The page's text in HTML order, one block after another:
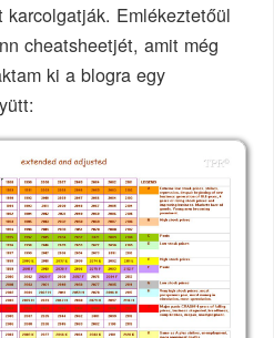
Emlékeztetőül
cheatsheetjét, amit még
ki a blogra egy